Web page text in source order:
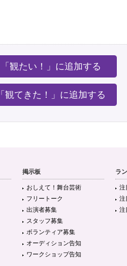
「観たい！」に追加する
「観てきた！」に追加する
掲示板
おしえて！舞台芸術
フリートーク
出演者募集
スタッフ募集
ボランティア募集
オーディション告知
ワークショップ告知
ラ
注
注
注